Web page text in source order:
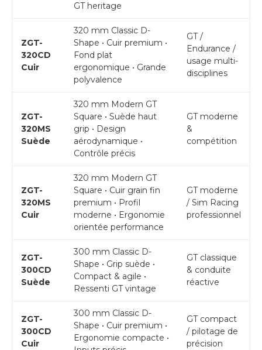
GT heritage
ZGT-
320CD
Cuir
320 mm Classic D-
Shape • Cuir premium •
Fond plat
ergonomique • Grande
polyvalence
GT /
Endurance /
usage multi-
disciplines
ZGT-
320MS
Suède
320 mm Modern GT
Square • Suède haut
grip • Design
aérodynamique •
Contrôle précis
GT moderne
&
compétition
ZGT-
320MS
Cuir
320 mm Modern GT
Square • Cuir grain fin
premium • Profil
moderne • Ergonomie
orientée performance
GT moderne
/ Sim Racing
professionnel
ZGT-
300CD
Suède
300 mm Classic D-
Shape • Grip suède •
Compact & agile •
Ressenti GT vintage
GT classique
& conduite
réactive
ZGT-
300CD
Cuir
300 mm Classic D-
Shape • Cuir premium •
Ergonomie compacte •
GT compact
/ pilotage de
précision